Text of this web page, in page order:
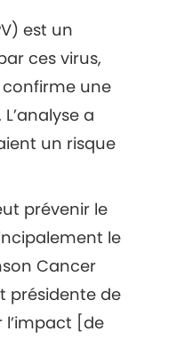
est un
ces virus,
une
a
un risque
prévenir le
le
Cancer
présidente de
l’impact [de